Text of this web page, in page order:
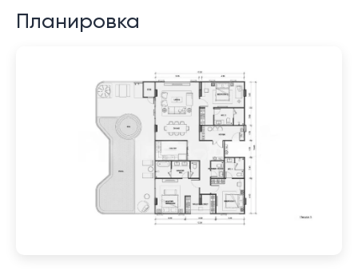
Планировка